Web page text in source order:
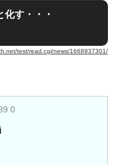
す・・・
test/read.cgi/news/1668937301/
0